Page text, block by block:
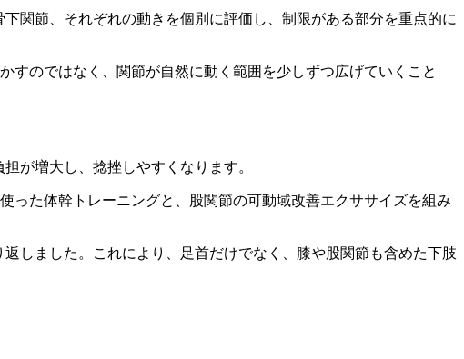
関節、それぞれの動きを個別に評価し、制限がある部分を重点的に
すのではなく、関節が自然に動く範囲を少しずつ広げていくこと
が増大し、捻挫しやすくなります。
った体幹トレーニングと、股関節の可動域改善エクササイズを組み
しました。これにより、足首だけでなく、膝や股関節も含めた下肢